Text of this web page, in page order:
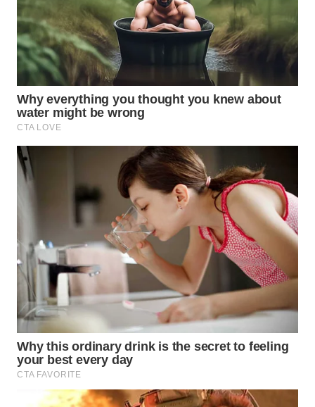
WAHANA
ADVOKAT
WAHANA
INFRASTRUKTUR
WAHANA
KONSUMEN
WAHANA
TRAVEL
WAHANA
TV
WAHANANEWS
ID
WAHANANEWS